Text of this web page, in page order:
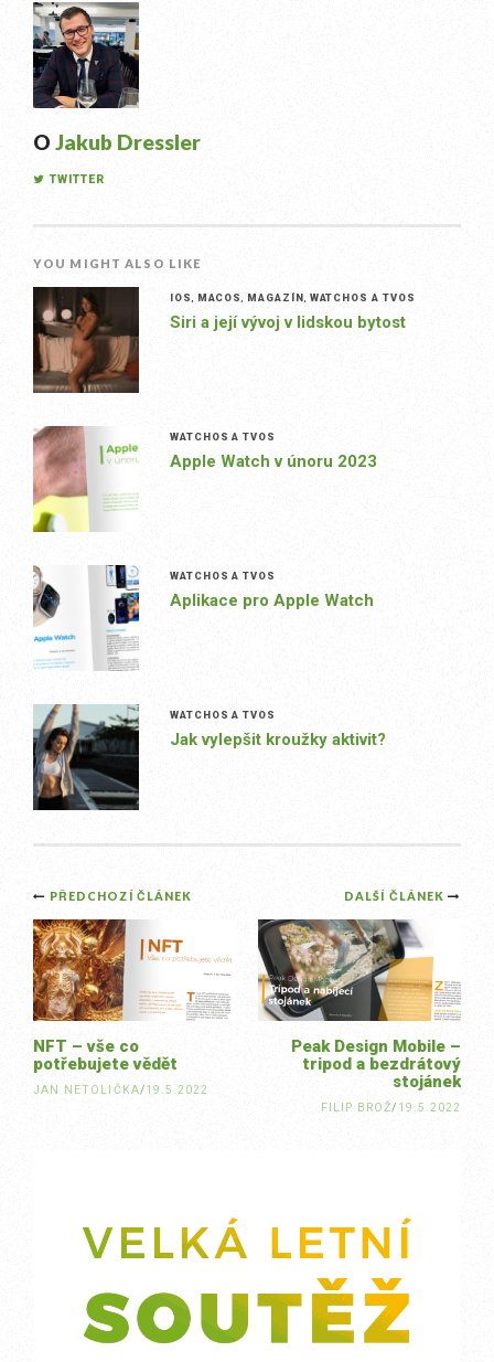
O Jakub Dressler
TWITTER
YOU MIGHT ALSO LIKE
IOS MACOS MAGAZÍN WATCHOS A TVOS
Siri a její vývoj v lidskou bytost
WATCHOS A TVOS
Apple Watch v únoru 2023
WATCHOS A TVOS
Aplikace pro Apple Watch
WATCHOS A TVOS
Jak vylepšit kroužky aktivit?
Post
navigation
DALŠÍ ČLÁNEK
Peak Design Mobile –
tripod a bezdrátový
stojánek
FILIP BROŽ/ 19.5.2022
PŘEDCHOZÍ ČLÁNEK
NFT – vše co
potřebujete vědět
JAN NETOLIČKA/19.5.2022